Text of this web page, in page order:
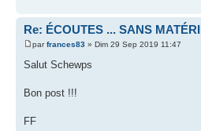
Re: ÉCOUTES ... SANS
parfrances83 » Dim 29 Sep 2019 11:47
Salut Schewps
Bon post !!!
FF